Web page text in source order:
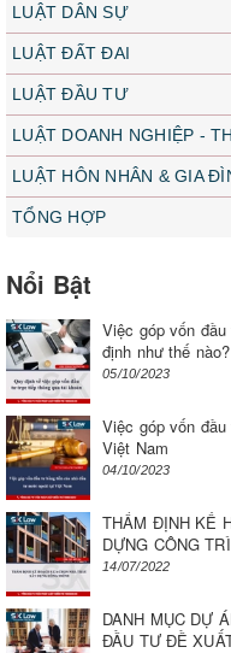
LUẬT DÂN SỰ
LUẬT ĐẤT ĐAI
LUẬT ĐẦU TƯ
LUẬT DOANH NGHIỆP -
LUẬT HÔN NHÂN & GIA
TỔNG HỢP
Nổi Bật
Việc góp vốn
định như thế nào?
05/10/2023
Việc góp vốn
Việt Nam
04/10/2023
THẨM ĐỊNH KẾ
DỰNG CÔNG
14/07/2022
DANH MỤC DỰ
ĐẦU TƯ ĐỀ